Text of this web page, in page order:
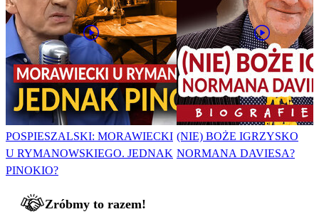
POSPIESZALSKI: MORAWIECKI
U RYMANOWSKIEGO. JEDNAK
PINOKIO?
(NIE) BOŻE IGRZYSKO
NORMANA DAVIESA?
Zróbmy to razem!